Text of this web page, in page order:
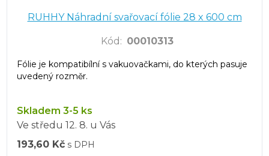
RUHHY Náhradní svařovací fólie 28 x 600 cm
Kód : 00010313
Fólie je kompatibílní s vakuovačkami, do kterých pasuje
uvedený rozměr.
Skladem 3-5 ks
Ve středu 12. 8. u Vás
193,60 Kč s DPH